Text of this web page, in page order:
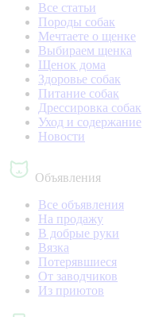
Все статьи
Породы собак
Мечтаете о щенке
Выбираем щенка
Щенок дома
Здоровье собак
Питание собак
Дрессировка собак
Уход и содержание
Новости
Объявления
Все объявления
На продажу
В добрые руки
Вязка
Потерявшиеся
От заводчиков
Из приютов